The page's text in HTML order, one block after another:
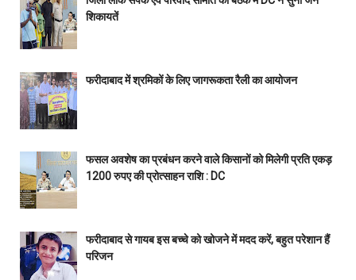
शिकायतें
फरीदाबाद में श्रमिकों के लिए जागरूकता रैली का आयोजन
फसल अवशेष का प्रबंधन करने वाले किसानों को मिलेगी प्रति एकड़
1200 रुपए की प्रोत्साहन राशि : DC
फरीदाबाद से गायब इस बच्चे को खोजने में मदद करें, बहुत परेशान हैं
परिजन